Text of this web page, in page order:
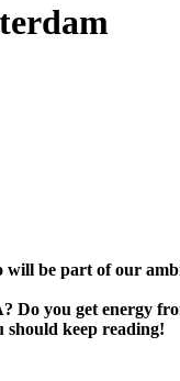
be part of our
you get energy
should keep reading!